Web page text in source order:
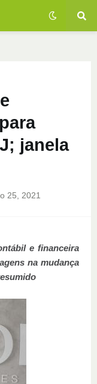
janela
25, 2021
e financeira
na mudança